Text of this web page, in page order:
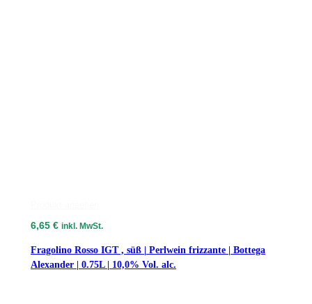
6,65 € inkl. MwSt.
Fragolino Rosso IGT , süß | Perlwein frizzante | Bottega
Alexander | 0.75L | 10,0% Vol. alc.